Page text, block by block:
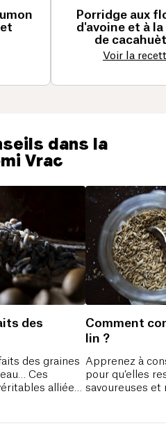
Porridge aux
d'avoine et à la
de
Voir la
dans la
Vrac
des
des graines
Ces
alliées
Comment
lin ?
Apprenez à
pour qu’elles
savoureuses et